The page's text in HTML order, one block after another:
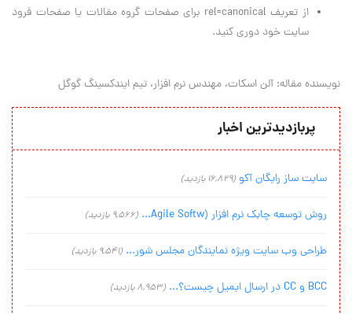
از تعریف rel=canonical برای صفحات گروه مقالات یا صفحات فرود
سایت خود دوری کنید.
نویسنده مقاله: آلن اسکات، مهندس نرم افزار، تیم ایندکسینگ گوگل
پربازدیدترین اخبار
سایت ساز رایگان آکو (16,829 بازدید)
روش توسعه چابک نرم افزار (Agile Softw... (9,566 بازدید)
طراحی وب سایت ویژه نمایندگان مجلس شور... (9,541 بازدید)
BCC و CC در ارسال ایمیل چیست؟... (8,953 بازدید)